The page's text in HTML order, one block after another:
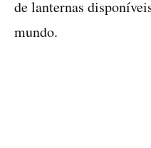
de lanternas
mundo.